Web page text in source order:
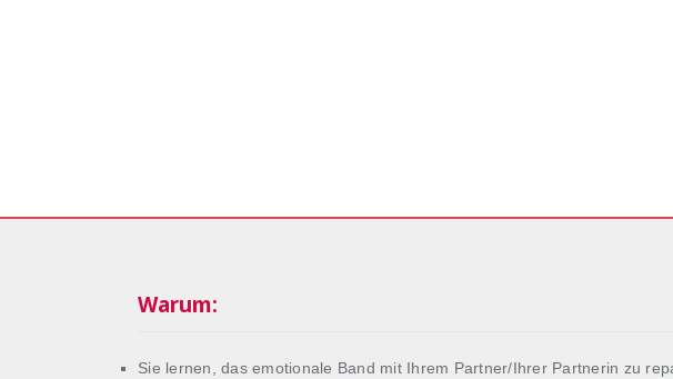
Warum:
Sie lernen, das emotionale Band mit Ihrem Partner/Ihrer Partnerin zu